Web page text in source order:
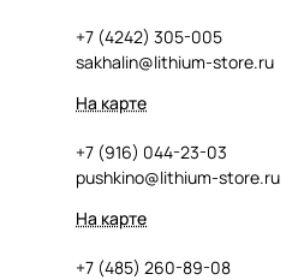
+7 (4242) 305-005
sakhalin@lithium-store.ru
На карте
+7 (916) 044-23-03
pushkino@lithium-store.ru
На карте
+7 (485) 260-89-08